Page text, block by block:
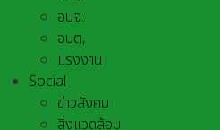
อบจ.
อบต,
แรงงาน
Social
ข่าวสังคม
สิ่งแวดล้อม